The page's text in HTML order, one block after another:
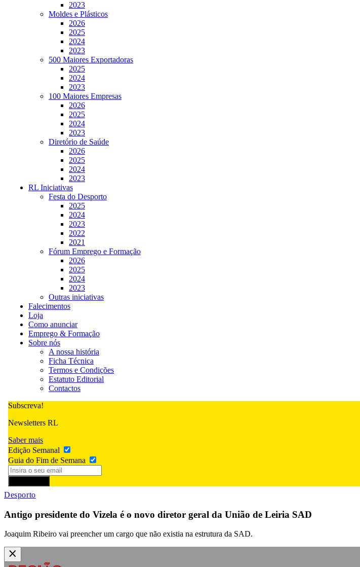
2023
Moldes e Plásticos
2026
2025
2024
2023
500 Maiores Exportadoras
2025
2024
2023
100 Maiores Empresas
2026
2025
2024
2023
Diretório de Saúde
2026
2025
2024
2023
RL Iniciativas
Festa do Desporto
2025
2024
2023
2022
2021
Fórum Emprego e Formação
2026
2025
2024
2023
Outras iniciativas
Falecimentos
Loja
Como anunciar
Emprego & Formação
Sobre nós
A nossa história
Ficha Técnica
Termos e Condições
Estatuto Editorial
Contactos
Subscreva!
Newsletters RL
Saber mais
Edição Semanal
Guia do Fim de Semana
Desporto
Antigo presidente do Vizela é o novo diretor geral da União de Leiria SAD
Joaquim Ribeiro vai preencher um cargo que não existia na estrutura da SAD.